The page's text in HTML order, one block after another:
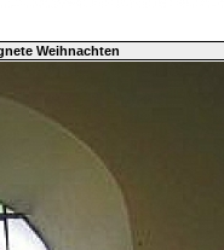
Weihnachten